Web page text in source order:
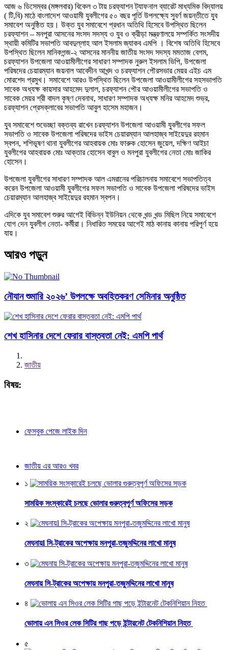
আজ ৬ ডিসেম্বর (মঙ্গলবার) বিকেল ৩ টায় চরফ্যাশন ট্যাফনাল ব্যারেট মাধ্যমিক বিদ্যালয়
( টি,বি) মাঠে বাংলাদেশ আওয়ামী যুবলীগের ৫০ বছর পূর্তি উপলক্ষ্যে সুবর্ণ জয়ন্তীতে যুব
সমাবেশ অনুষ্ঠিত হয়। উক্ত যুব সমাবেশে প্রধান অতিথি হিসেবে উপস্থিত ছিলেন
চরফ্যাশন – মনপুরা আসনের সংসদ সদস্য ও যুব ও ক্রীড়া মন্ত্রণালয়ে সম্পর্কিত সংসদীয়
স্থায়ী কমিটির সভাপতি আবদুল্লাহ আল ইসলাম জ্যাকব এমপি । বিশেষ অতিথি হিসেবে
উপস্থিত ছিলেন মানিকগন্জ-২ আসনের মাননীয় জাতীয় সংসদ সদস্য মমতাজ বেগম,
চরফ্যাশন উপজেলা আওয়ামীলীগের সাধারণ সম্পাদক নুরুল ইসলাম ভিপি, উপজেলা
পরিষদের চেয়ারম্যান জয়নাল আবেদীন আখন্দ ও চরফ্যাশন পৌরসভার মেয়র এইচ এম
মোরশেদ প্রমুখ। সমাবেশে আরও উপস্থিত ছিলেন উপজেলা আওয়ামীলীগের সহসভাপতি
সাবেক অধ্যক্ষ কায়সার আহমেদ দুলাল, চরফ্যাশন পৌর আওয়ামীলীগের সভাপতি ও
সাবেক মেয়র শ্রী বাদল কৃষ্ণ দেবনাথ, সাধারণ সম্পাদক অধ্যক্ষ মনির আহমেদ শুভ্র,
চরফ্যাশন প্রেসক্লাবের সভাপতি আবুল হাসেম মহাজন।
যুব সমাবেশে শুভেচ্ছা বক্তব্য রাখেন চরফ্যাশন উপজেলা আওয়ামী যুবলীগের সফল
সভাপতি ও সাবেক উপজেলা পরিষদের ভাইস চেয়ারম্যান আলহাজ্ব সাইয়েদুর রহমান
স্বপন, শশিভূষণ থানা যুবলীগের আহবায়ক মোঃ ফারুক হোসেন জুয়েল, দক্ষিণ আইচা
যুবলীগের আহবায়ক মোঃ আক্তার হোসেন বাবুল ও মনপুরা যুবলীগের নেতা মোঃ জাকির
হোসেন।
উপজেলা যুবলীগের সাধারণ সম্পাদক আল এমরানের পরিচালনায় সমাবেশে সভাপতিত্ব
করেন উপজেলা আওয়ামী যুবলীগের সফল সভাপতি ও সাবেক উপজেলা পরিষদের ভাইস
চেয়ারম্যান আলহাজ্ব সাইয়েদুর রহমান স্বপন।
এদিকে যুব সমাবেশ শুরুর আগেই বিভিন্ন ইউনিয়ন থেকে খন্ড খন্ড মিছিল নিয়ে সমাবেশে
যোগ দেন যুবলীগ নেতা- কর্মীরা। নিধারিত সময়ের আগেই মাঠ কানায় কানায় পরিপূর্ণ হয়ে
যায়।
আরও পড়ুন
নৌযান শুমারি ২০২৬’ উপলক্ষে অবহিতকরণ সেমিনার অনুষ্ঠিত
শেখ হাসিনার দেশে ফেরার বাস্তবতা নেই: এমপি পার্থ
জাতীয়
বিষয়:
ফেসবুক পেজে লাইক দিন
জাতীয় এর আরও খবর
১
সাময়িক সংস্কারেই চলছে ভোলার গুরুত্বপূর্ণ অফিসের সড়ক
২
মেঘনায়l সি-ট্রাকের অপেক্ষায় মনপুরা-তজুমদ্দিনের লাখো মানুষ
৩
মেঘনায় সি-ট্রাকের অপেক্ষায় মনপুরা-তজুমদ্দিনের লাখো মানুষ
৪
ভোলায় এন সিওর লেক সিটির গাছ পড়ে ইন্টারনেট টেকনিশিয়ান নিহত
৫